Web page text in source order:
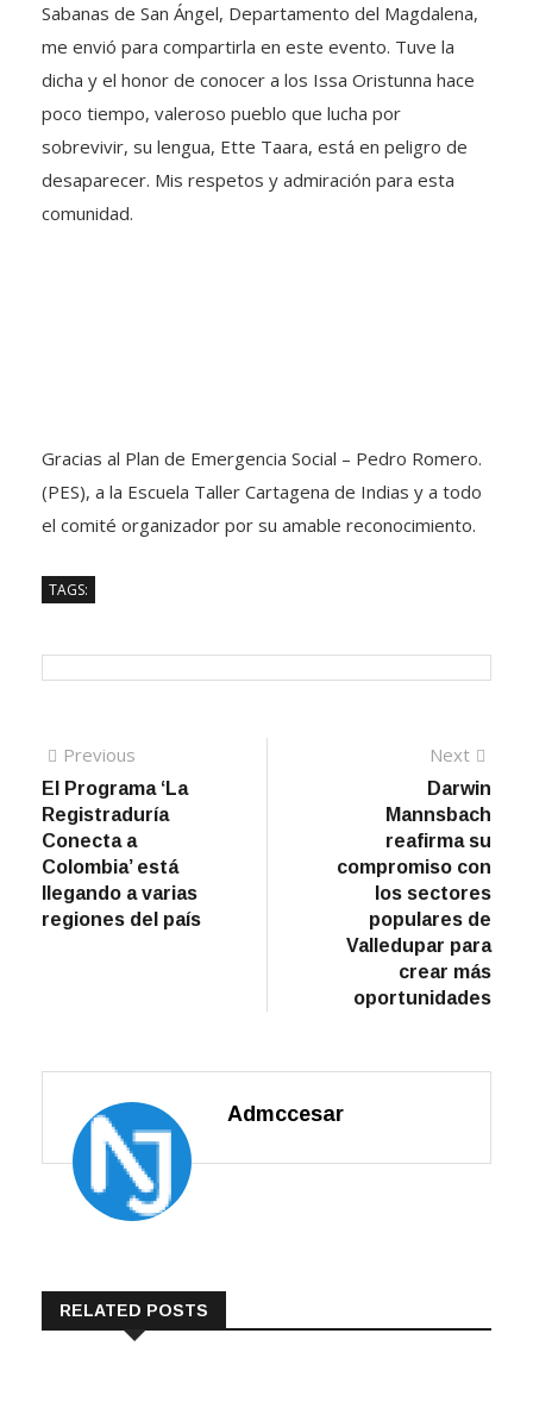
Sabanas de San Ángel, Departamento del Magdalena,
me envió para compartirla en este evento. Tuve la
dicha y el honor de conocer a los Issa Oristunna hace
poco tiempo, valeroso pueblo que lucha por
sobrevivir, su lengua, Ette Taara, está en peligro de
desaparecer. Mis respetos y admiración para esta
comunidad.
Gracias al Plan de Emergencia Social – Pedro Romero.
(PES), a la Escuela Taller Cartagena de Indias y a todo
el comité organizador por su amable reconocimiento.
TAGS:
Navegación
de
entradas
Previous
post:
El Programa ‘La
Registraduría
Conecta a
Colombia’ está
llegando a varias
regiones del país
Next
Darwin
Mannsbach
reafirma su
compromiso con
los sectores
populares de
Valledupar para
crear más
oportunidades
Admccesar
RELATED POSTS